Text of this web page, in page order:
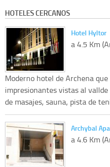
HOTELES CERCANOS
Hotel Hyltor
a 4.5 Km
Moderno hotel de Archena
impresionantes vistas al
de masajes, sauna, pista de
Archybal
a 4.6 Km